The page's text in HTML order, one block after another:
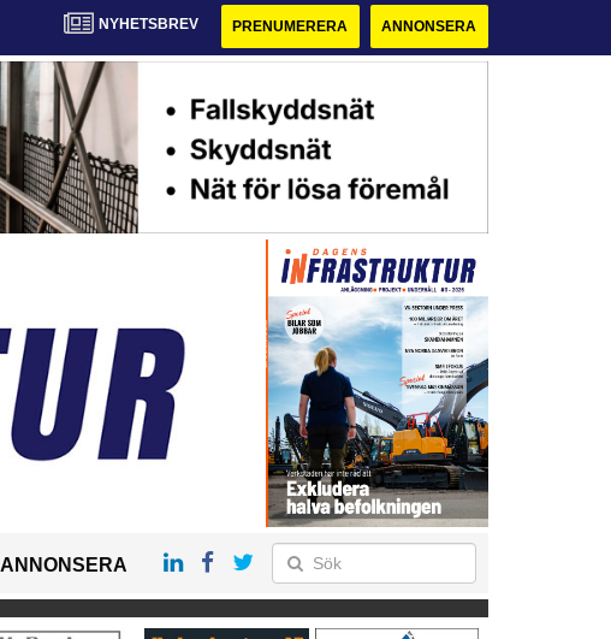
NYHETSBREV PRENUMERERA ANNONSERA
ANNONSERA